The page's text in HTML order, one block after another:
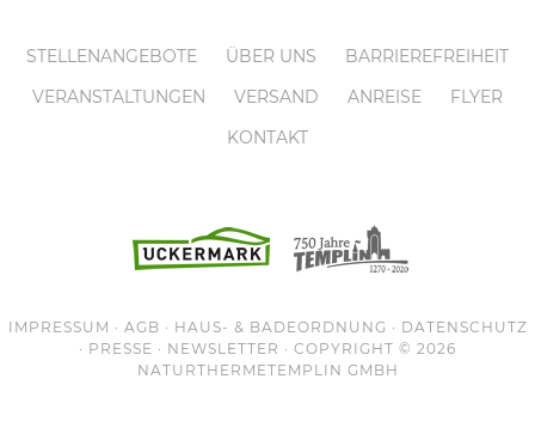
STELLENANGEBOTE ÜBER UNS
BARRIEREFREIHEIT
VERANSTALTUNGEN
VERSAND ANREISE
FLYER
KONTAKT
IMPRESSUM · AGB · HAUS- & BADEORDNUNG · DATENSCHUTZ
· PRESSE · NEWSLETTER · COPYRIGHT © 2026
NATURTHERMETEMPLIN GMBH